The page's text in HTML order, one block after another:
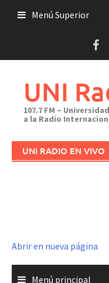
Menú Superior
UNI
107.7 FM –
a la Radio
UNI RADIO EN VIVO
Abrir en nueva página
Menú principal